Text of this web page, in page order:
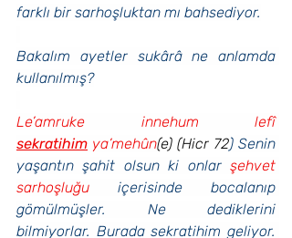
farklı bir sarhoşluktan mı bahsediyor.
Bakalım ayetler sukârâ ne anlamda
kullanılmış?
Le’amruke innehum lefî
sekratihim ya’mehûn(e) (Hicr 72) Senin
yaşantın şahit olsun ki onlar şehvet
sarhoşluğu içerisinde bocalanıp
gömülmüşler. Ne dediklerini
bilmiyorlar. Burada sekratihim geliyor.